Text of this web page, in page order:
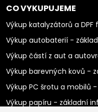
CO VYKUPUJEME
Výkup katalyzátorů a
Výkup autobaterií -
Výkup částí z aut a
Výkup barevných kovů -
Výkup PC šrotu a mobilů
Výkup papíru - základní